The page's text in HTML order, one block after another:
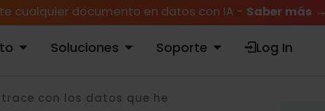
cualquier documento en datos con IA - Saber más →
ABRIR PRODUCTO
Soluciones ABRIR SOLUCIONES
Soporte ABRIR SOPORTELog In
con los datos que he